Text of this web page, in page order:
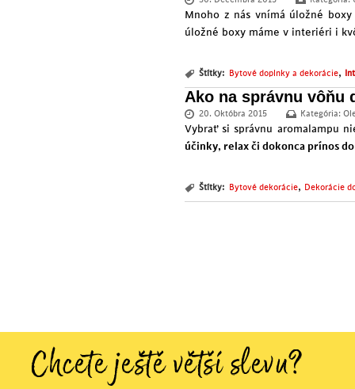
Mnoho z nás vnímá úložné
úložné boxy máme v interiéri i
Štítky: Bytové doplnky a dekorácie,
Ako na správnu vôňu
20. Októbra 2015 Kategória:
Vybrať si správnu aromalampu
účinky, relax či dokonca prínos
Štítky: Bytové dekorácie, Dekorácie
Chcete ještě větší slevu?